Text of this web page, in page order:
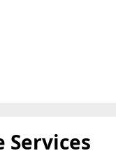
Services